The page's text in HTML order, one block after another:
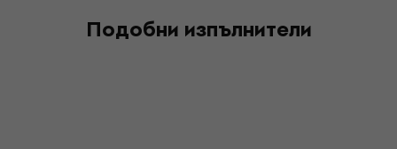
Подобни изпълнители